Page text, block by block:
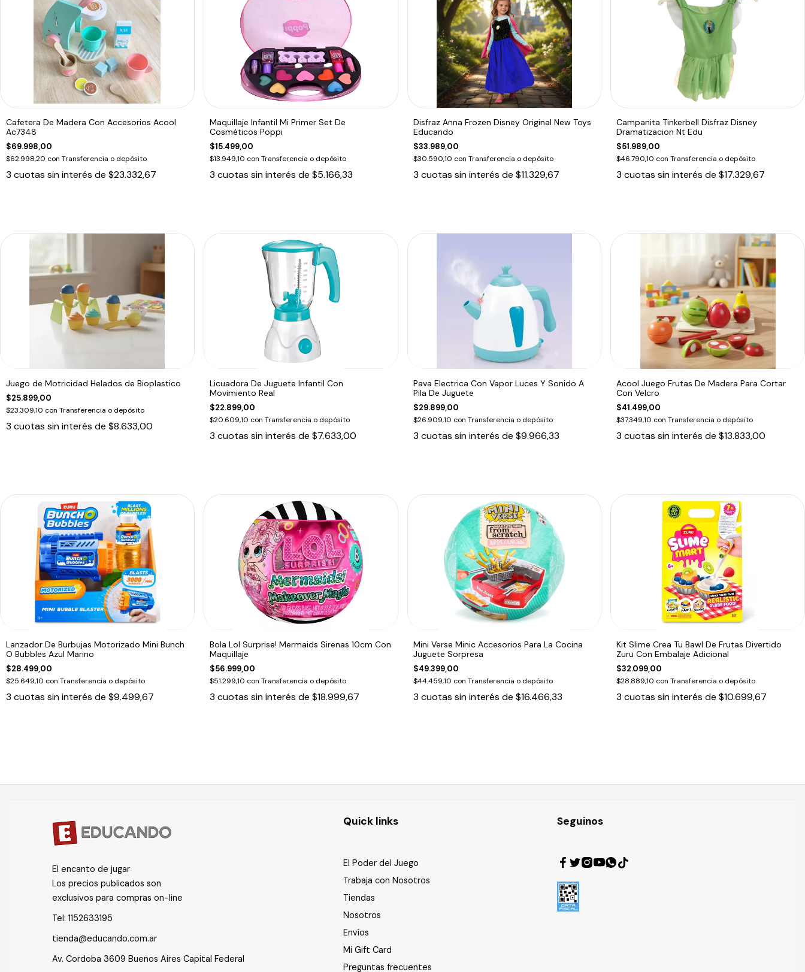
Cafetera De Madera Con Accesorios Acool
Ac7348
$69.998,00
$62.998,20 con Transferencia o depósito
3 cuotas sin interés de $23.332,67
Maquillaje Infantil Mi Primer Set De
Cosméticos Poppi
$15.499,00
$13.949,10 con Transferencia o depósito
3 cuotas sin interés de $5.166,33
Disfraz Anna Frozen Disney Original New Toys
Educando
$33.989,00
$30.590,10 con Transferencia o depósito
3 cuotas sin interés de $11.329,67
Campanita Tinkerbell Disfraz Disney
Dramatizacion Nt Edu
$51.989,00
$46.790,10 con Transferencia o depósito
3 cuotas sin interés de$17.329,67
Juego de Motricidad Helados de Bioplastico
$25.899,00
$23.309,10 con Transferencia o depósito
3 cuotas sin interés de $8.633,00
Licuadora De Juguete Infantil Con
Movimiento Real
$22.899,00
$20.609,10 con Transferencia o depósito
3 cuotas sin interés de $7.633,00
Pava Electrica Con Vapor Luces Y Sonido A
Pila De Juguete
$29.899,00
$26.909,10 con Transferencia o depósito
3 cuotas sin interés de $9.966,33
Acool Juego Frutas De Madera Para Cortar
Con Velcro
$41.499,00
$37.349,10 con Transferencia o depósito
3 cuotas sin interés de$13.833,00
Lanzador De Burbujas Motorizado Mini Bunch
O Bubbles Azul Marino
$28.499,00
$25.649,10 con Transferencia o depósito
3 cuotas sin interés de $9.499,67
Bola Lol Surprise! Mermaids Sirenas 10cm Con
Maquillaje
$56.999,00
$51.299,10 con Transferencia o depósito
3 cuotas sin interés de $18.999,67
Mini Verse Minic Accesorios Para La Cocina
Juguete Sorpresa
$49.399,00
$44.459,10 con Transferencia o depósito
3 cuotas sin interés de $16.466,33
Kit Slime Crea Tu Bawl De Frutas Divertido
Zuru Con Embalaje Adicional
$32.099,00
$28.889,10 con Transferencia o depósito
3 cuotas sin interés de$10.699,67
El encanto de jugar
Los precios publicados son
exclusivos para compras on-line
Tel: 1152633195
tienda@educando.com.ar
Av. Cordoba 3609 Buenos Aires Capital Federal
Quick links
El Poder del Juego
Trabaja con Nosotros
Tiendas
Nosotros
Envíos
Mi Gift Card
Preguntas frecuentes
Seguinos